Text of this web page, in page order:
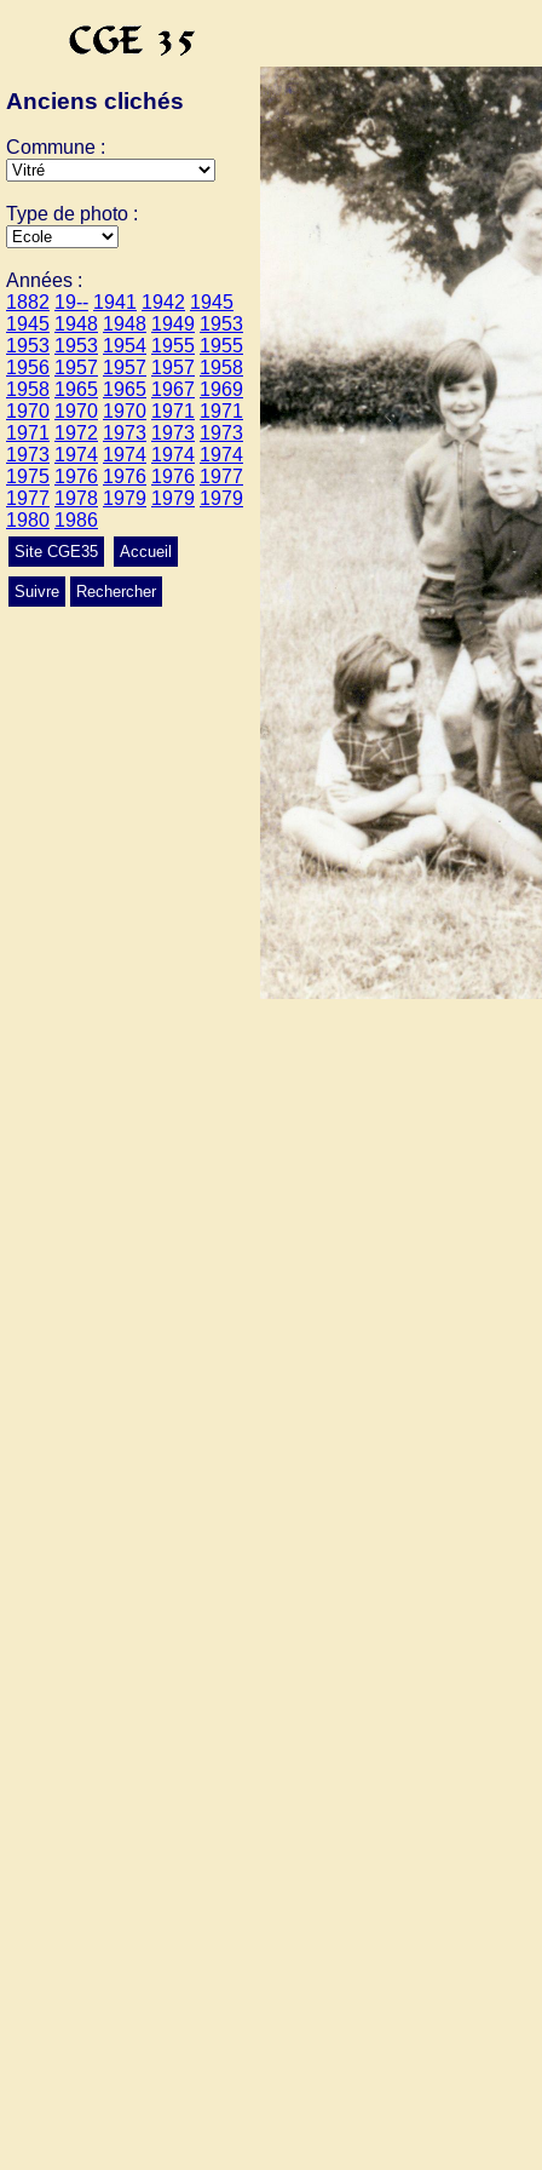
Anciens clichés
Commune :
Type de photo :
Années :
1882 19-- 1941 1942 1945
1945 1948 1948 1949 1953
1953 1953 1954 1955 1955
1956 1957 1957 1957 1958
1958 1965 1965 1967 1969
1970 1970 1970 1971 1971
1971 1972 1973 1973 1973
1973 1974 1974 1974 1974
1975 1976 1976 1976 1977
1977 1978 1979 1979 1979
1980 1986
Site CGE35 Accueil
Suivre Rechercher